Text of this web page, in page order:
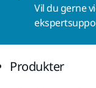
Vil du gerne
Produkter